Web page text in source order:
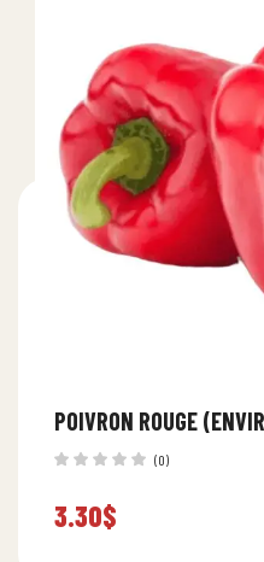
POIVRON ROUGE
(0)
3.30$